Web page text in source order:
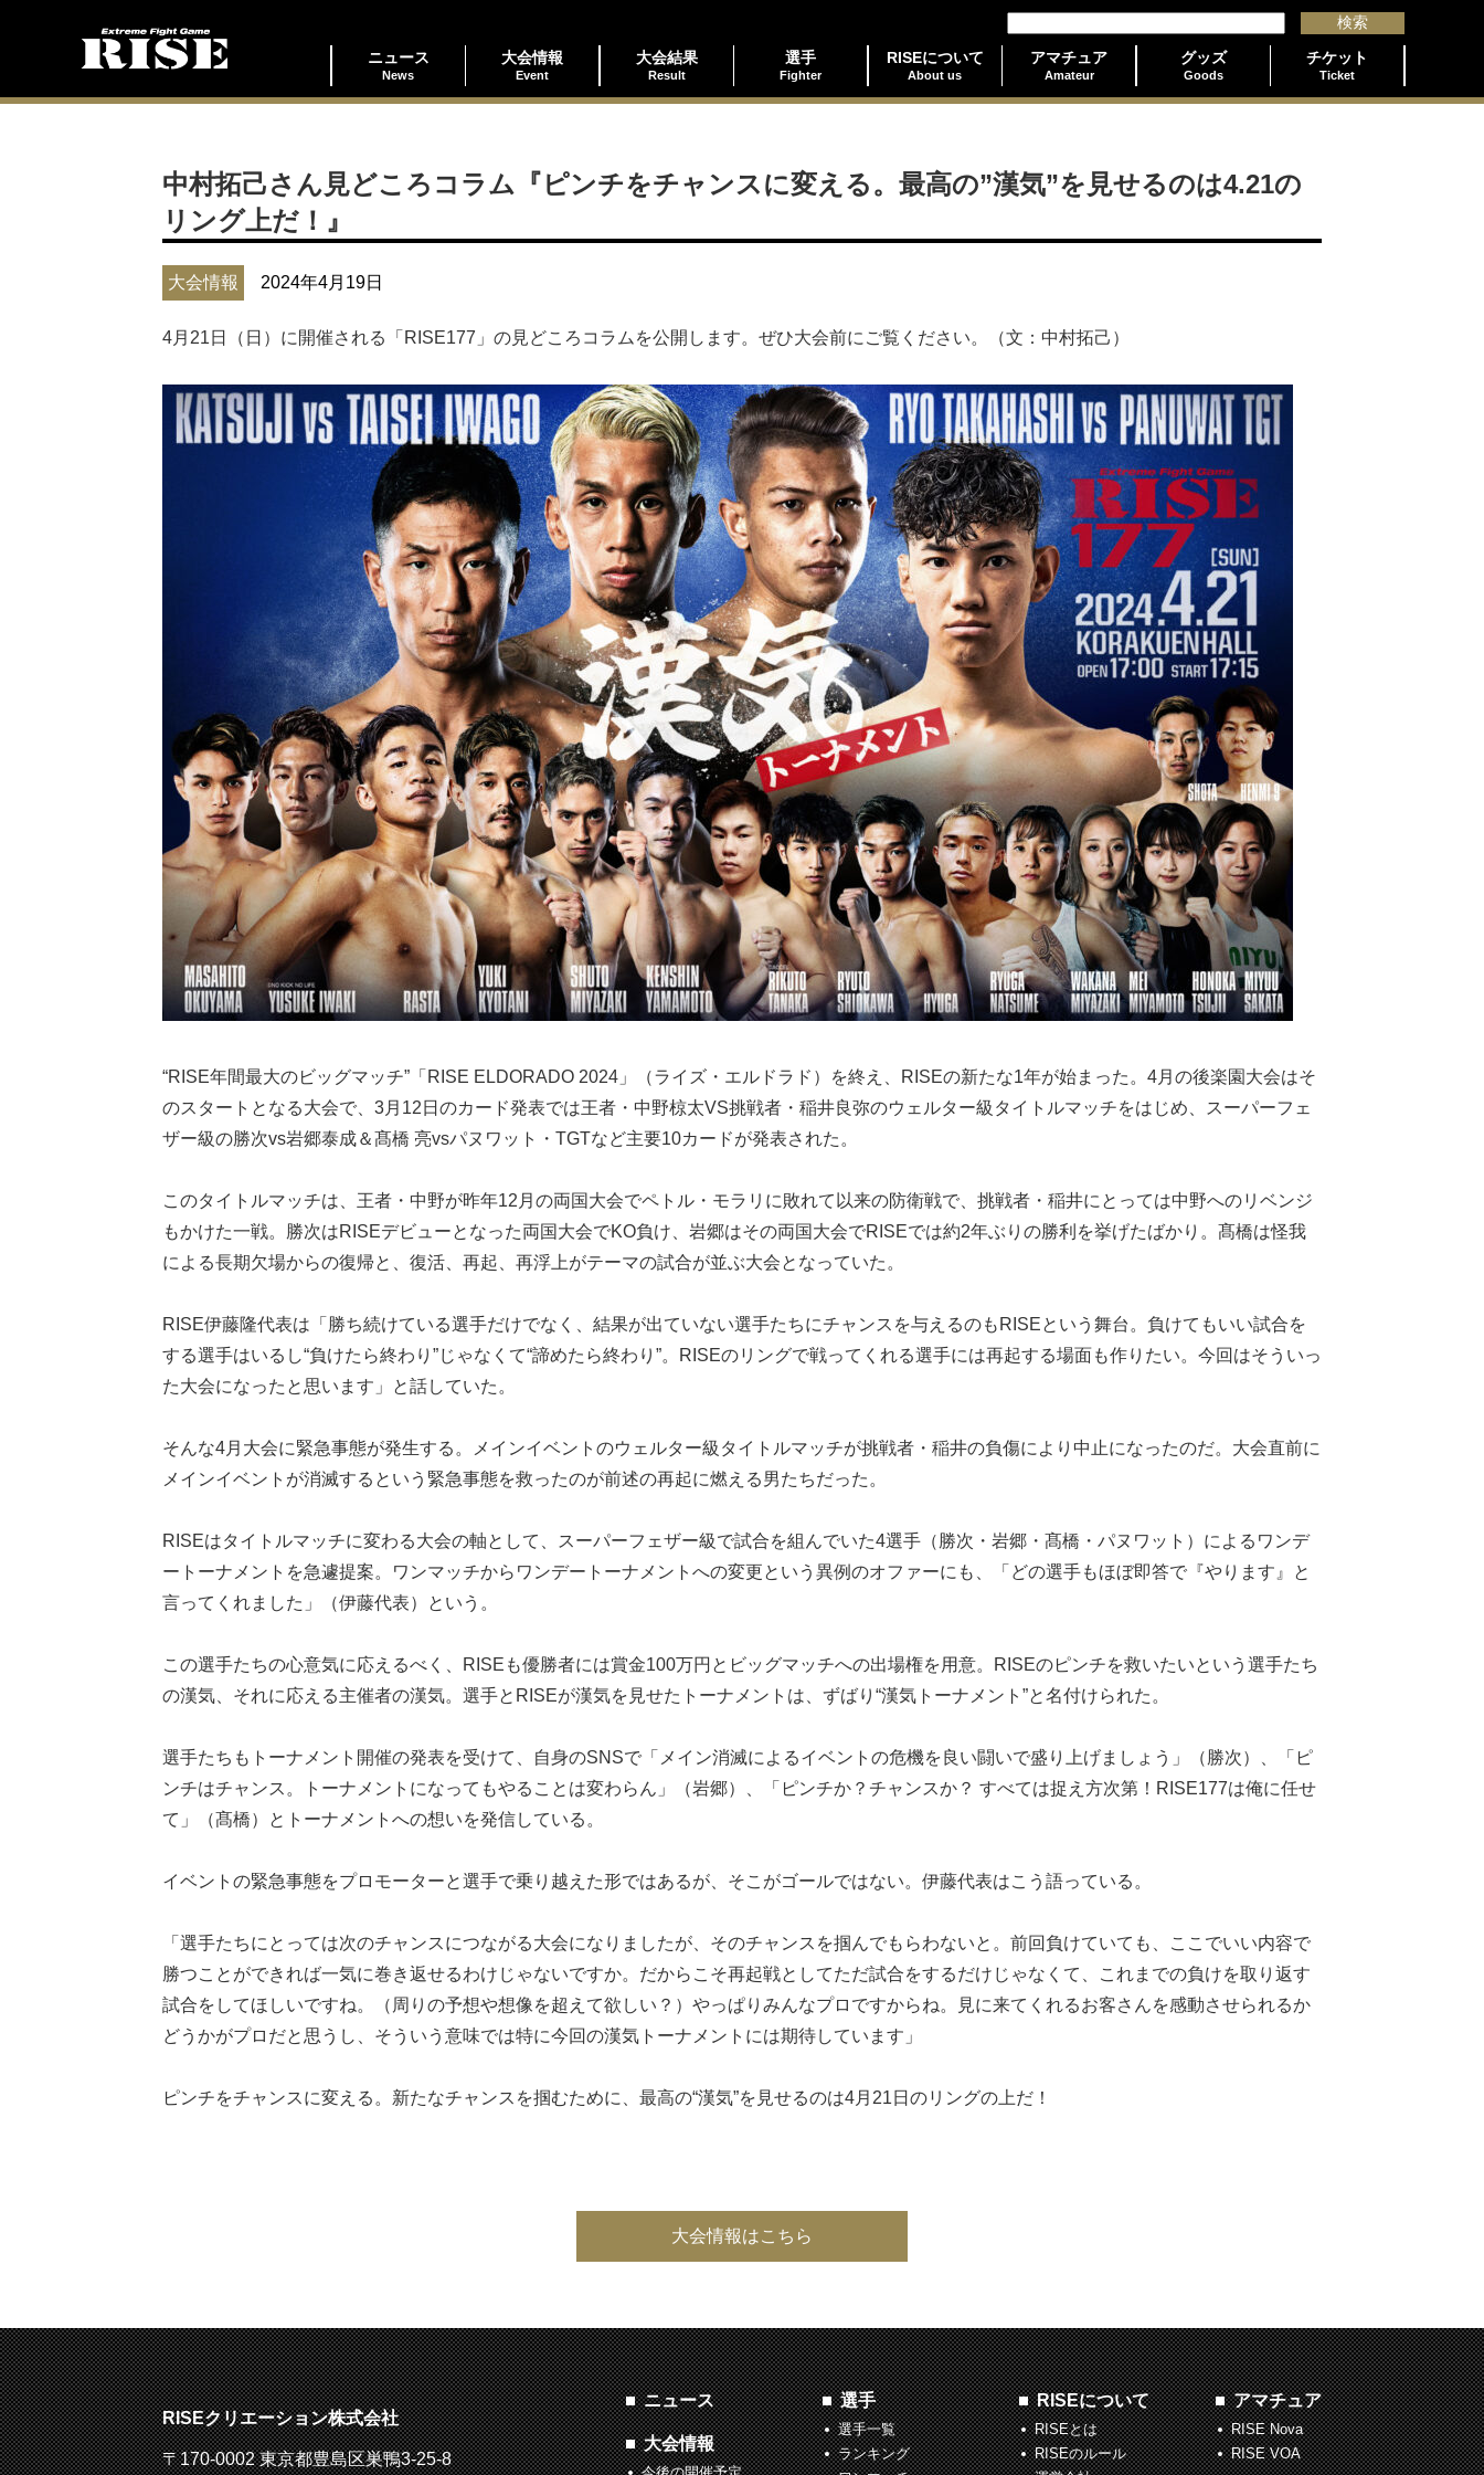
ニュース
News
大会情報
Event
大会結果
Result
選手
Fighter
RISEについて
About us
アマチュア
Amateur
グッズ
Goods
チケット
Ticket
中村拓己さん見どころコラム『ピンチをチャンスに変える。最高の”漢気”を見せるのは4.21の
リング上だ！』
大会情報 2024年4月19日
4月21日（日）に開催される「RISE177」の見どころコラムを公開します。ぜひ大会前にご覧ください。（文：中村拓己）
“RISE年間最大のビッグマッチ”「RISE ELDORADO 2024」（ライズ・エルドラド）を終え、RISEの新たな1年が始まった。4月の後楽園大会はそ
のスタートとなる大会で、3月12日のカード発表では王者・中野椋太VS挑戦者・稲井良弥のウェルター級タイトルマッチをはじめ、スーパーフェ
ザー級の勝次vs岩郷泰成＆髙橋 亮vsパヌワット・TGTなど主要10カードが発表された。
このタイトルマッチは、王者・中野が昨年12月の両国大会でペトル・モラリに敗れて以来の防衛戦で、挑戦者・稲井にとっては中野へのリベンジ
もかけた一戦。勝次はRISEデビューとなった両国大会でKO負け、岩郷はその両国大会でRISEでは約2年ぶりの勝利を挙げたばかり。髙橋は怪我
による長期欠場からの復帰と、復活、再起、再浮上がテーマの試合が並ぶ大会となっていた。
RISE伊藤隆代表は「勝ち続けている選手だけでなく、結果が出ていない選手たちにチャンスを与えるのもRISEという舞台。負けてもいい試合を
する選手はいるし“負けたら終わり”じゃなくて“諦めたら終わり”。RISEのリングで戦ってくれる選手には再起する場面も作りたい。今回はそういっ
た大会になったと思います」と話していた。
そんな4月大会に緊急事態が発生する。メインイベントのウェルター級タイトルマッチが挑戦者・稲井の負傷により中止になったのだ。大会直前に
メインイベントが消滅するという緊急事態を救ったのが前述の再起に燃える男たちだった。
RISEはタイトルマッチに変わる大会の軸として、スーパーフェザー級で試合を組んでいた4選手（勝次・岩郷・髙橋・パヌワット）によるワンデ
ートーナメントを急遽提案。ワンマッチからワンデートーナメントへの変更という異例のオファーにも、「どの選手もほぼ即答で『やります』と
言ってくれました」（伊藤代表）という。
この選手たちの心意気に応えるべく、RISEも優勝者には賞金100万円とビッグマッチへの出場権を用意。RISEのピンチを救いたいという選手たち
の漢気、それに応える主催者の漢気。選手とRISEが漢気を見せたトーナメントは、ずばり“漢気トーナメント”と名付けられた。
選手たちもトーナメント開催の発表を受けて、自身のSNSで「メイン消滅によるイベントの危機を良い闘いで盛り上げましょう」（勝次）、「ピ
ンチはチャンス。トーナメントになってもやることは変わらん」（岩郷）、「ピンチか？チャンスか？ すべては捉え方次第！RISE177は俺に任せ
て」（髙橋）とトーナメントへの想いを発信している。
イベントの緊急事態をプロモーターと選手で乗り越えた形ではあるが、そこがゴールではない。伊藤代表はこう語っている。
「選手たちにとっては次のチャンスにつながる大会になりましたが、そのチャンスを掴んでもらわないと。前回負けていても、ここでいい内容で
勝つことができれば一気に巻き返せるわけじゃないですか。だからこそ再起戦としてただ試合をするだけじゃなくて、これまでの負けを取り返す
試合をしてほしいですね。（周りの予想や想像を超えて欲しい？）やっぱりみんなプロですからね。見に来てくれるお客さんを感動させられるか
どうかがプロだと思うし、そういう意味では特に今回の漢気トーナメントには期待しています」
ピンチをチャンスに変える。新たなチャンスを掴むために、最高の“漢気”を見せるのは4月21日のリングの上だ！
大会情報はこちら
RISEクリエーション株式会社
〒170-0002 東京都豊島区巣鴨3-25-8
ニュース
大会情報
選手
選手一覧
ランキング
RISEについて
RISEとは
RISEのルール
アマチュア
RISE Nova
RISE VOA